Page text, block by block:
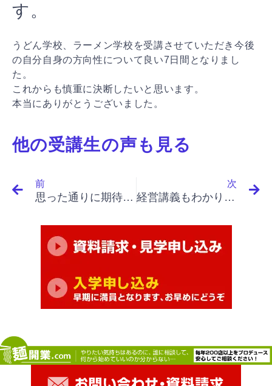
す。
うどん学校、ラーメン学校を受講させていただき今後
の自分自身の方向性について良い7日間となりまし
た。
これからも慎重に決断したいと思います。
本当にありがとうございました。
他の受講生の声も見る
前
思った通りに期待以上に専門知識を吸収できました
次
経営講義もわかりやすかった